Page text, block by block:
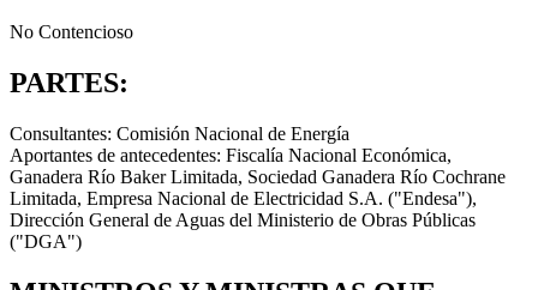
No Contencioso
PARTES:
Consultantes: Comisión Nacional de Energía
Aportantes de antecedentes: Fiscalía Nacional Económica,
Ganadera Río Baker Limitada, Sociedad Ganadera Río Cochrane
Limitada, Empresa Nacional de Electricidad S.A. ("Endesa"),
Dirección General de Aguas del Ministerio de Obras Públicas
("DGA")